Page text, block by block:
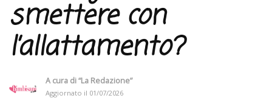
smettere con
l’allattamento?
A cura di“La Redazione”
Aggiornato il 01/07/2026